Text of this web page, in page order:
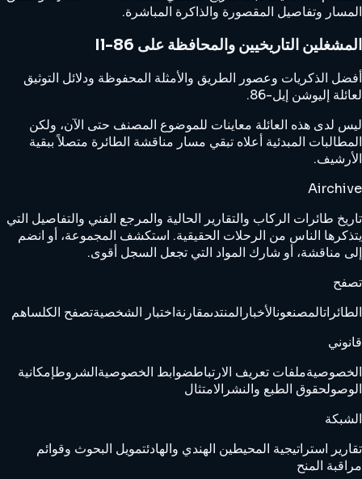
المسار وتفاصيل المقصورة والذاكرة المباشرة.
المشغلين التاريخيين والمحافظة على Il-86
أفضل الذكريات وعصور الطريق والأمثلة المحفوظة ودلائل التوثيق
لعائلة إليوشن إيل-86.
ليس لدى هذه العائلة معاينات للموضوع المصنف حتى الآن، ولكن
المطالبات المبدئية أعلاه تبقي مسار مناقشة الطائرة متصلاً ببقية
الأرشيف.
Airchive
تاريخ طائرات الركاب والتقارير الحالية والمرجع الفني والتفاصيل التي
يتذكرها الناس من الرحلات الحقيقية. استكشف المجموعة، أو انضم
إلى مناقشة، أو شارك المواد التي تجعل السجل أقوى.
تصفح
الطائراتالمصنعونالأخبار المنتدىمقارنةاختبار الشخصيةتصفح الكلساهم
قانوني
الخصوصيةملفات تعريف الارتباطضوابط الخصوصيةالشروطإمكانية
الوصولحقوق الطبع والنشر الامتثال
الشبكة
تقارير استراتيجية المحيطين الهندي والهادئتمويل البحوث وقوائم
مراقبة المنح